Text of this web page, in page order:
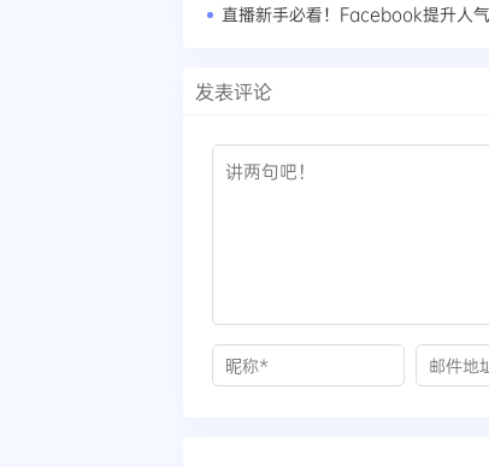
直播新手必看！Facebook提升人
发表评论